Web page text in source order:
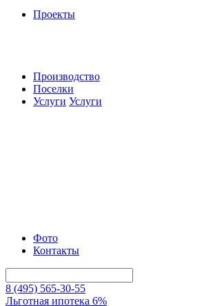
Проекты
Производство
Поселки
Услуги Услуги
Фото
Контакты
8 (495) 565-30-55
Льготная ипотека 6%